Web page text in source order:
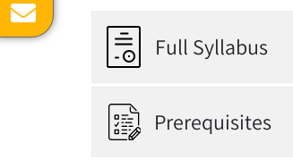
Full Syllabus
Prerequisites